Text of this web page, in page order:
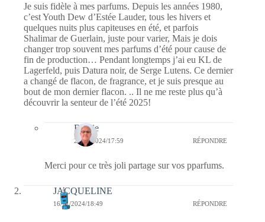
Je suis fidèle à mes parfums. Depuis les années 1980,
c’est Youth Dew d’Estée Lauder, tous les hivers et
quelques nuits plus capiteuses en été, et parfois
Shalimar de Guerlain, juste pour varier, Mais je dois
changer trop souvent mes parfums d’été pour cause de
fin de production… Pendant longtemps j’ai eu KL de
Lagerfeld, puis Datura noir, de Serge Lutens. Ce dernier
a changé de flacon, de fragrance, et je suis presque au
bout de mon dernier flacon. .. Il ne me reste plus qu’à
découvrir la senteur de l’été 2025!
Bernie
20/11/2024/17:59 RÉPONDRE
Merci pour ce très joli partage sur vos pparfums.
JACQUELINE
16/11/2024/18:49 RÉPONDRE